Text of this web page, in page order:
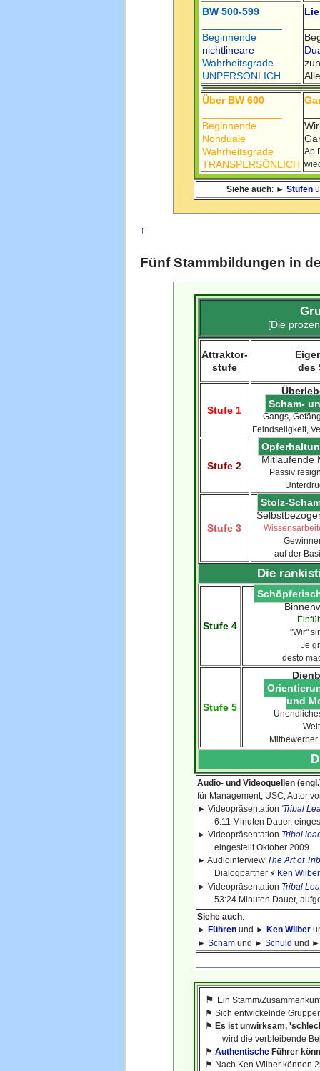
BW 500-599
Beginnende
nichtlineare
Wahrheitsgrade
UNPERSÖNLICH
Über BW 600
Beginnende
Nonduale
Wahrheitsgrade
TRANSPERSÖNLICH
Ab
Siehe auch: ►Stufen
↑
Fünf Stammbildungen in
[Die
Attraktor-
stufe
des
Stufe 1
Scham-
Gangs,
Feindseligkeit,
Stufe 2
Mitlaufende
Passiv
Stufe 3
Stolz-
auf der
Die
Stufe 4
"Wir"
Je
desto
Stufe 5
und
Audio- und Videoquellen
für Management, USC, Autor
► Videopräsentation 'Tribal
6:11 Minuten Dauer,
► Videopräsentation Tribal
eingestellt Oktober 2009
► Audiointerview The Art of
Dialogpartner⚡ Ken Wilber
► Videopräsentation Tribal
53:24 Minuten Dauer,
Siehe auch:
► Führen und ► Ken Wilber
►Scham und ►Schuld und
⚑ Ein Stamm/
⚑Sich entwickelnde
⚑ Es ist unwirksam,
wird die verbleibende
⚑Authentische Führer
⚑ Nach Ken Wilber können